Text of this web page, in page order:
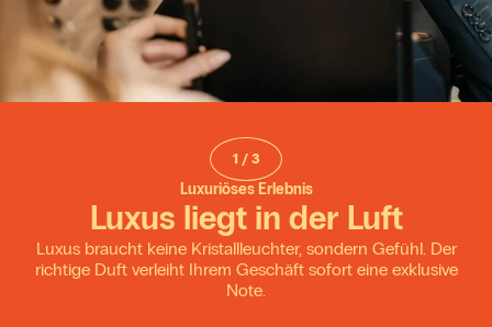
1 / 3
Luxuriöses Erlebnis
Luxus liegt in der Luft
Luxus braucht keine Kristallleuchter, sondern Gefühl. Der
richtige Duft verleiht Ihrem Geschäft sofort eine exklusive
Note.